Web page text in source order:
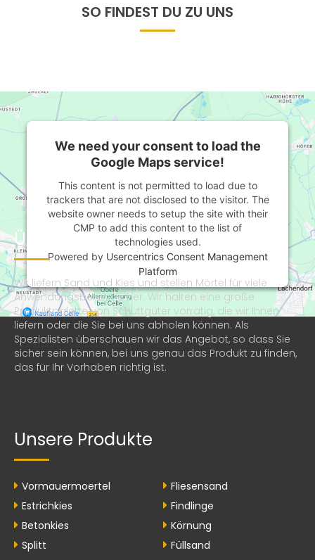
SO FINDEST DU ZU UNS
We need your consent to load the
Google Maps service!
This content is not permitted to load due to
trackers that are not disclosed to the visitor. The
website owner needs to setup the site with their
CMP to add this content to the list of
technologies used.
Powered by Usercentrics Consent Management
Platform
Über uns
Wir liefern Sand und Kies und stellen Mörtel für viele
Anwendungsbereiche her. Wir halten eine große
Produktpalette von Schüttgüter vorrätig, die wir Ihnen
liefern oder die Sie bei uns abholen können. Als
Spezialisten überschauen wir das Angebot, so dass Sie
sicher sein können, bei uns genau das Produkt zu finden,
das für Ihr Vorhaben richtig ist.
Unsere Produkte
Vormauermoertel
Estrichkies
Betonkies
Splitt
Fliesensand
Findlinge
Körnung
Füllsand